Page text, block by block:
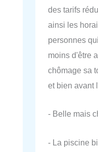
des tarifs
ainsi les
personnes
moins d'être
chômage sa
et bien avant
- Belle mais
- La piscine